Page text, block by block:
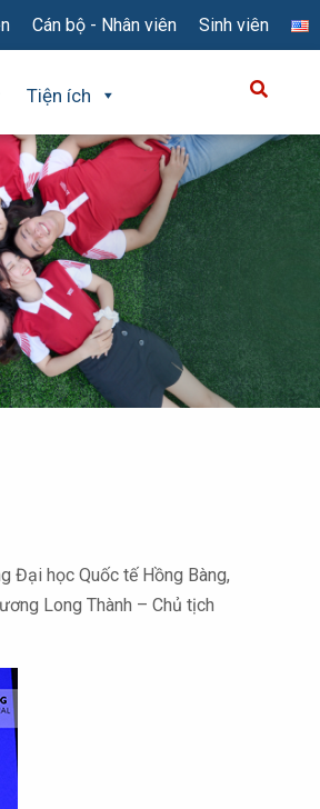
Cán bộ - Nhân viên Sinh viên
Tiện ích
Đại học Quốc tế Hồng Bàng,
Long Thành – Chủ tịch